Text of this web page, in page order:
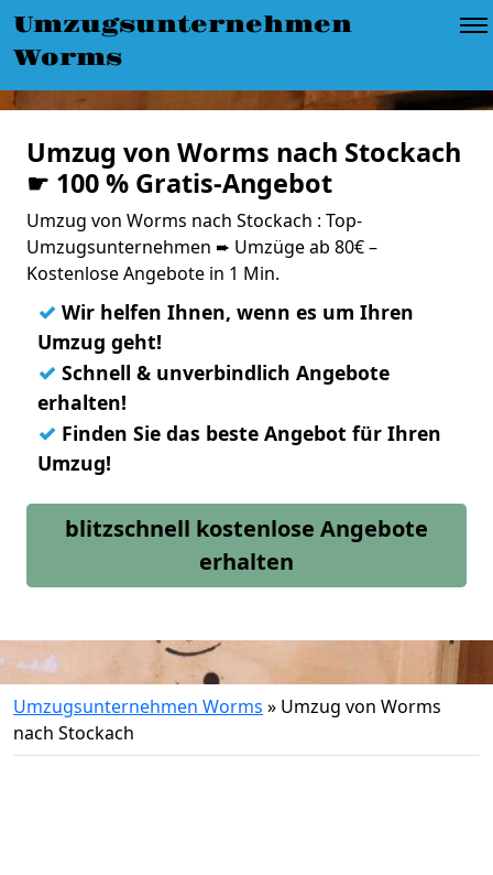
Umzugsunternehmen
Worms
Umzug von Worms nach Stockach
☛ 100 % Gratis-Angebot
Umzug von Worms nach Stockach : Top-
Umzugsunternehmen ➨ Umzüge ab 80€ –
Kostenlose Angebote in 1 Min.
✓ Wir helfen Ihnen, wenn es um Ihren
Umzug geht!
✓ Schnell & unverbindlich Angebote
erhalten!
✓ Finden Sie das beste Angebot für Ihren
Umzug!
blitzschnell kostenlose Angebote
erhalten
Umzugsunternehmen Worms » Umzug von Worms
nach Stockach